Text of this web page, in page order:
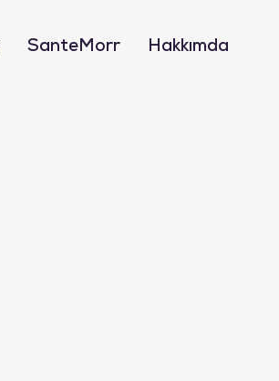
SanteMorr Hakkımda